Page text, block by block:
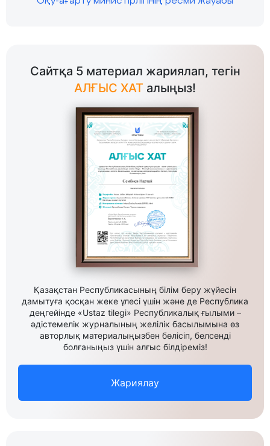
Сайтқа 5 материал жариялап, тегін
АЛҒЫС ХАТ алыңыз!
Қазақстан Республикасының білім беру жүйесін
дамытуға қосқан жеке үлесі үшін және де Республика
деңгейінде «Ustaz tilegi» Республикалық ғылыми –
әдістемелік журналының желілік басылымына өз
авторлық материалыңызбен бөлісіп, белсенді
болғаныңыз үшін алғыс білдіреміз!
Жариялау